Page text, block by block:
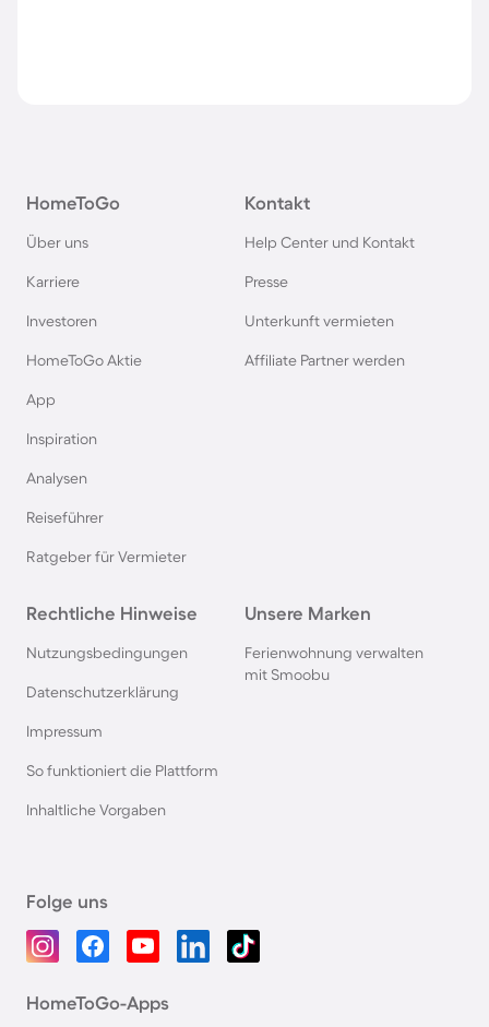
HomeToGo
Über uns
Karriere
Investoren
HomeToGo Aktie
App
Inspiration
Analysen
Reiseführer
Ratgeber für Vermieter
Kontakt
Help Center und Kontakt
Presse
Unterkunft vermieten
Affiliate Partner werden
Rechtliche Hinweise
Nutzungsbedingungen
Datenschutzerklärung
Impressum
So funktioniert die Plattform
Inhaltliche Vorgaben
Unsere Marken
Ferienwohnung verwalten
mit Smoobu
Folge uns
HomeToGo-Apps